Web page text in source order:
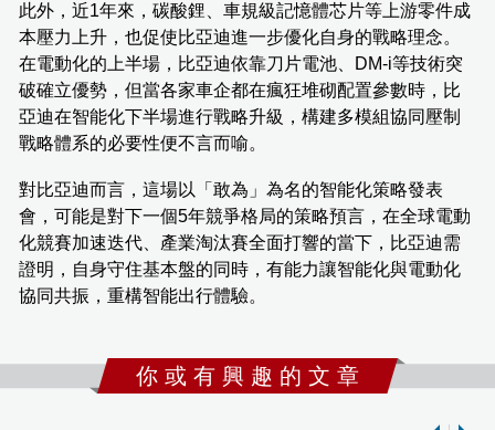
此外，近1年來，碳酸鋰、車規級記憶體芯片等上游零件成
本壓力上升，也促使比亞迪進一步優化自身的戰略理念。
在電動化的上半場，比亞迪依靠刀片電池、DM-i等技術突
破確立優勢，但當各家車企都在瘋狂堆砌配置參數時，比
亞迪在智能化下半場進行戰略升級，構建多模組協同壓制
戰略體系的必要性便不言而喻。
對比亞迪而言，這場以「敢為」為名的智能化策略發表
會，可能是對下一個5年競爭格局的策略預言，在全球電動
化競賽加速迭代、產業淘汰賽全面打響的當下，比亞迪需
證明，自身守住基本盤的同時，有能力讓智能化與電動化
協同共振，重構智能出行體驗。
你 或 有 興 趣 的 文 章